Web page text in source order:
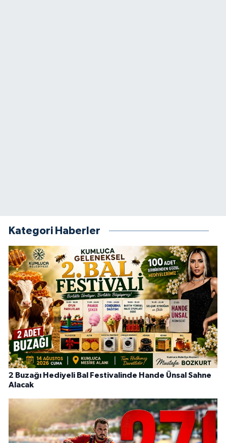
Kategori Haberler
2 Buzağı Hediyeli Bal Festivalinde Hande Ünsal Sahne
Alacak